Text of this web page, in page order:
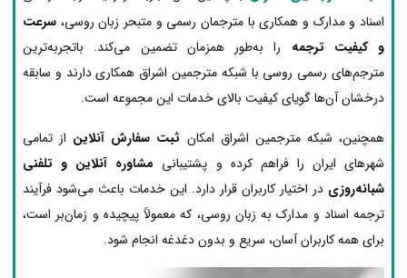
اسناد و مدارک و همکاری با مترجمان رسمی و متبحر زبان روسی، سرعت
و کیفیت ترجمه را به‌طور همزمان تضمین می‌کند. باتجربه‌ترین
مترجم‌های رسمی روسی با شبکه مترجمین اشراق همکاری دارند و سابقه
درخشان آن‌ها گویای کیفیت بالای خدمات این مجموعه است.
همچنین، شبکه مترجمین اشراق امکان ثبت سفارش آنلاین از تمامی
شهرهای ایران را فراهم کرده و پشتیبانی مشاوره آنلاین و تلفنی
شبانه‌روزی در اختیار کاربران قرار دارد. این خدمات باعث می‌شود فرآیند
ترجمه اسناد و مدارک به زبان روسی، که معمولاً پیچیده و زمان‌بر است،
برای همه کاربران آسان، سریع و بدون دغدغه انجام شود.